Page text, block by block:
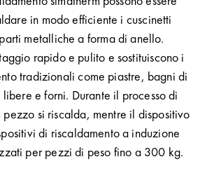
in modo efficiente i cuscinetti
metalliche a forma di anello.
rapido e pulito e sostituiscono i
tradizionali come piastre, bagni di
e forni. Durante il processo di
si riscalda, mentre il dispositivo
di riscaldamento a induzione
per pezzi di peso fino a 300 kg.